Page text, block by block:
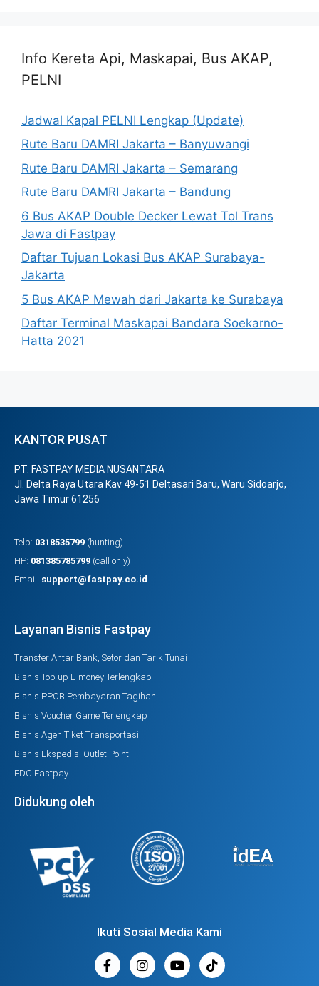
Info Kereta Api, Maskapai, Bus AKAP,
PELNI
Jadwal Kapal PELNI Lengkap (Update)
Rute Baru DAMRI Jakarta – Banyuwangi
Rute Baru DAMRI Jakarta – Semarang
Rute Baru DAMRI Jakarta – Bandung
6 Bus AKAP Double Decker Lewat Tol Trans
Jawa di Fastpay
Daftar Tujuan Lokasi Bus AKAP Surabaya-
Jakarta
5 Bus AKAP Mewah dari Jakarta ke Surabaya
Daftar Terminal Maskapai Bandara Soekarno-
Hatta 2021
KANTOR PUSAT
PT. FASTPAY MEDIA NUSANTARA
Jl. Delta Raya Utara Kav 49-51 Deltasari Baru, Waru Sidoarjo,
Jawa Timur 61256
Telp: 0318535799 (hunting)
HP: 081385785799 (call only)
Email: support@fastpay.co.id
Layanan Bisnis Fastpay
Transfer Antar Bank, Setor dan Tarik Tunai
Bisnis Top up E-money Terlengkap
Bisnis PPOB Pembayaran Tagihan
Bisnis Voucher Game Terlengkap
Bisnis Agen Tiket Transportasi
Bisnis Ekspedisi Outlet Point
EDC Fastpay
Didukung oleh
Ikuti Sosial Media Kami